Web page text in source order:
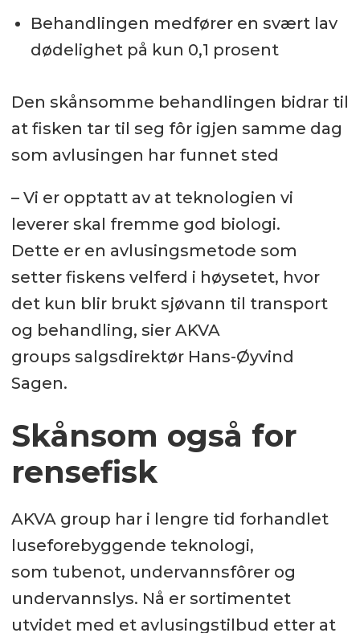
Behandlingen medfører en svært lav
dødelighet på kun 0,1 prosent
Den skånsomme behandlingen bidrar til
at fisken tar til seg fôr igjen samme dag
som avlusingen har funnet sted
– Vi er opptatt av at teknologien vi
leverer skal fremme god biologi.
Dette er en avlusingsmetode som
setter fiskens velferd i høysetet, hvor
det kun blir brukt sjøvann til transport
og behandling, sier AKVA
groups salgsdirektør Hans-Øyvind
Sagen.
Skånsom også for
rensefisk
AKVA group har i lengre tid forhandlet
luseforebyggende teknologi,
som tubenot, undervannsfôrer og
undervannslys. Nå er sortimentet
utvidet med et avlusingstilbud etter at